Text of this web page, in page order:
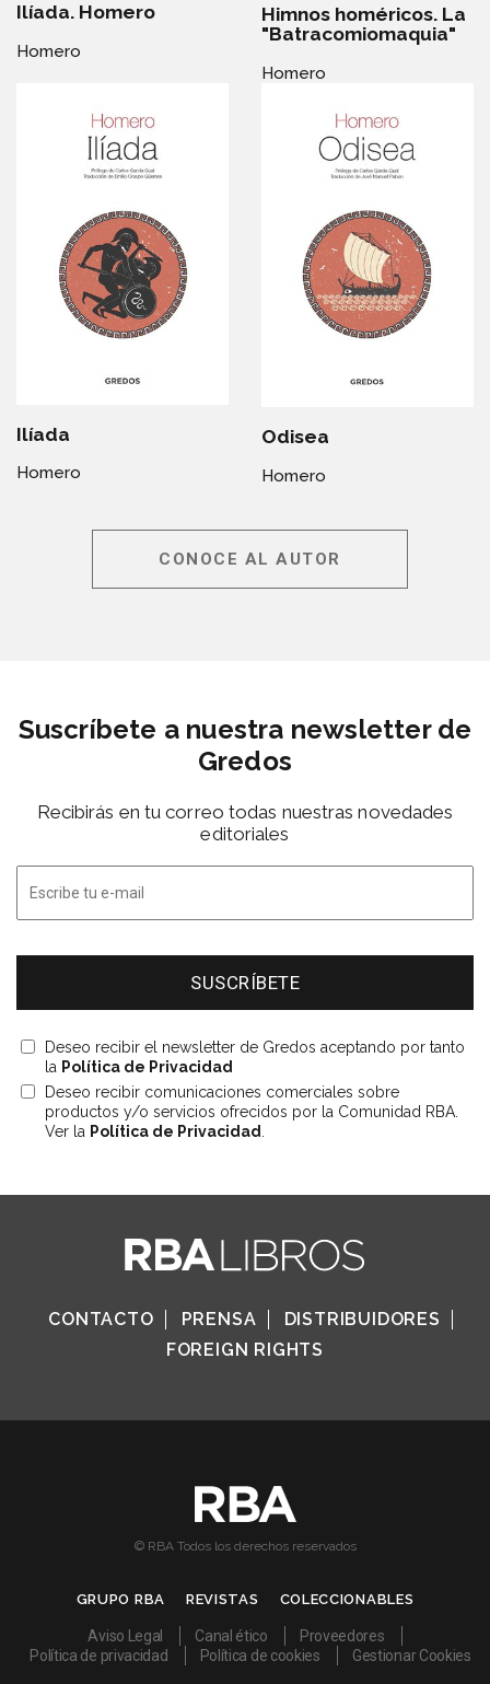
Ilíada. Homero
Homero
Himnos homéricos. La
"Batracomiomaquia"
Homero
Ilíada
Homero
Odisea
Homero
CONOCE AL AUTOR
Suscríbete a nuestra newsletter de
Gredos
Recibirás en tu correo todas nuestras novedades
editoriales
Deseo recibir el newsletter de Gredos aceptando por tanto
la Política de Privacidad
Deseo recibir comunicaciones comerciales sobre
productos y/o servicios ofrecidos por la Comunidad RBA.
Ver la Política de Privacidad
CONTACTO PRENSA
DISTRIBUIDORES
FOREIGN RIGHTS
© RBA Todos los derechos reservados
GRUPO RBA REVISTAS COLECCIONABLES
Aviso Legal Canal ético
Proveedores
Política de privacidad
Política de cookies Gestionar Cookies